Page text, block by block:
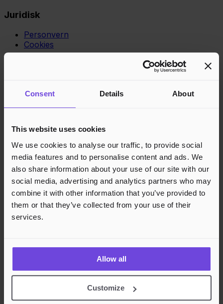
Consent Details About
This website uses cookies
We use cookies to analyse our traffic, to provide social
media features and to personalise content and ads. We
also share information about your use of our site with our
social media, advertising and analytics partners who may
combine it with other information that you’ve provided to
them or that they’ve collected from your use of their
services.
Allow all
Customize
Juridisk
Personvern
Cookies
Tyskland Global
Deutsch Français
Godkjente betalingsmetoder